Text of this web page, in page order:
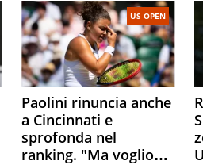
US OPEN
Paolini rinuncia anche
a Cincinnati e
sprofonda nel
ranking. "Ma voglio